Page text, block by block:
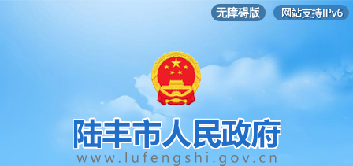
无障碍版